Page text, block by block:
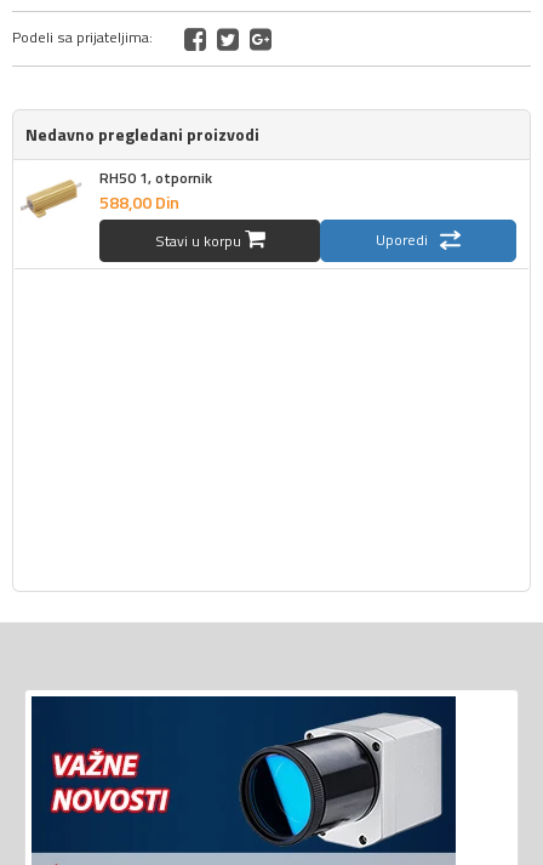
Podeli sa prijateljima:
Nedavno pregledani proizvodi
RH50 1, otpornik
588,00Din
Stavi u korpu Uporedi